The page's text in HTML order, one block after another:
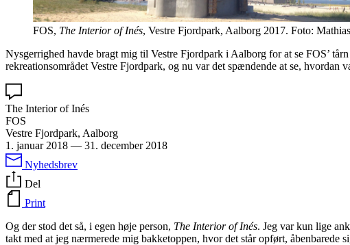
FOS, The Interior of Inés, Vestre Fjordpark, Aalborg 2017. Foto:
Nysgerrighed havde bragt mig til Vestre Fjordpark i Aalborg for at se FOS’
rekreationsområdet Vestre Fjordpark, og nu var det spændende at se,
The Interior of Inés
FOS
Vestre Fjordpark, Aalborg
1. januar 2018 — 31. december 2018
Nyhedsbrev
Del
Print
Og der stod det så, i egen høje person, The Interior of Inés. Jeg var kun lige
takt med at jeg nærmerede mig bakketoppen, hvor det står opført, åbenbarede